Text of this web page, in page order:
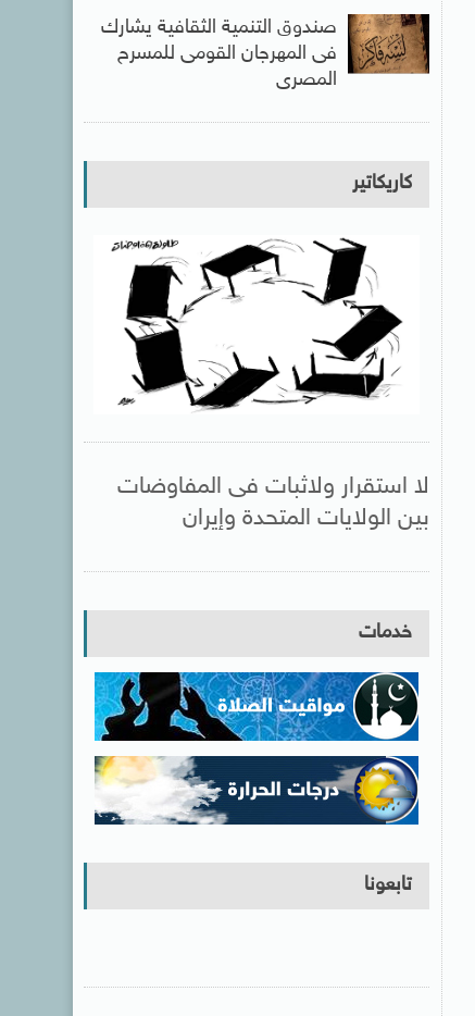
صندوق التنمية الثقافية يشارك
فى المهرجان القومى للمسرح
المصرى
كاريكاتير
لا استقرار ولاثبات فى المفاوضات
بين الولايات المتحدة وإيران
خدمات
تابعونا